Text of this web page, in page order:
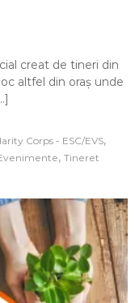
creat de tineri din
altfel din oraș unde
Corps - ESC/EVS,
, Tineret